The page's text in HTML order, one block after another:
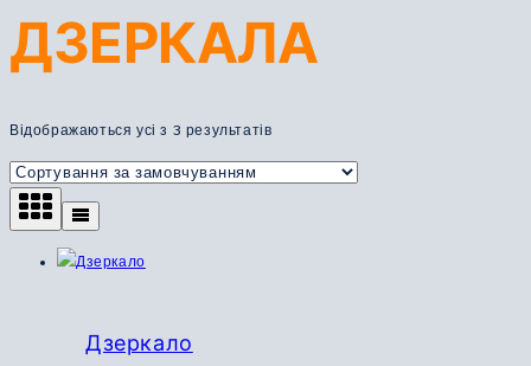
ДЗЕРКАЛА
Відображаються усі з 3 результатів
Дзеркало